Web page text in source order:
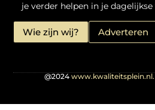
je verder helpen in je dagelijkse
Wie zijn wij? Adverteren
@2024 www.kwaliteitsplein.nl.